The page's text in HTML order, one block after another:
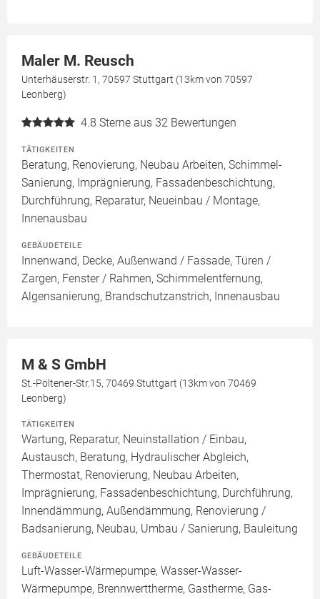
Maler M. Reusch
Unterhäuserstr. 1, 70597 Stuttgart (13km von 70597
Leonberg)
4.8 Sterne aus 32 Bewertungen
TÄTIGKEITEN
Beratung, Renovierung, Neubau Arbeiten, Schimmel-
Sanierung, Imprägnierung, Fassadenbeschichtung,
Durchführung, Reparatur, Neueinbau / Montage,
Innenausbau
GEBÄUDETEILE
Innenwand, Decke, Außenwand / Fassade, Türen /
Zargen, Fenster / Rahmen, Schimmelentfernung,
Algensanierung, Brandschutzanstrich, Innenausbau
M & S GmbH
St.-Pöltener-Str.15, 70469 Stuttgart (13km von 70469
Leonberg)
TÄTIGKEITEN
Wartung, Reparatur, Neuinstallation / Einbau,
Austausch, Beratung, Hydraulischer Abgleich,
Thermostat, Renovierung, Neubau Arbeiten,
Imprägnierung, Fassadenbeschichtung, Durchführung,
Innendämmung, Außendämmung, Renovierung /
Badsanierung, Neubau, Umbau / Sanierung, Bauleitung
GEBÄUDETEILE
Luft-Wasser-Wärmepumpe, Wasser-Wasser-
Wärmepumpe, Brennwerttherme, Gastherme, Gas-